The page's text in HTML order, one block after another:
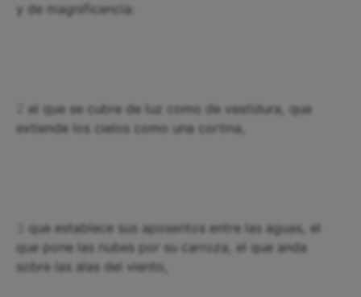
y de magnificencia:
el que se cubre de luz como de vestidura, que
extiende los cielos como una cortina,
que establece sus aposentos entre las aguas, el
que pone las nubes por su carroza, el que anda
sobre las alas del viento,